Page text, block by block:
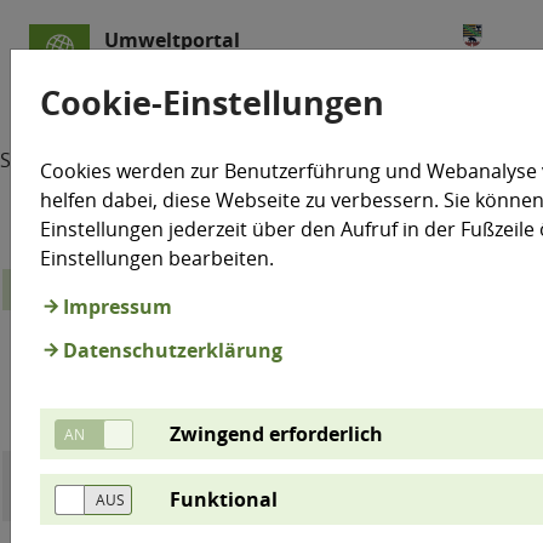
Umweltportal
Startseite Test
Jahresniederschlag
1990
2025
Differenz
1990
Bad
Lauchstädt
361 381
Cookie-Einstellungen
Cookies werden zur Benutzerführung und
helfen dabei, diese Webseite zu verbessern. Sie
Einstellungen jederzeit über den Aufruf in der
Einstellungen bearbeiten.
Impressum
Datenschutzerklärung
Zwingend erforderlich
Funktional